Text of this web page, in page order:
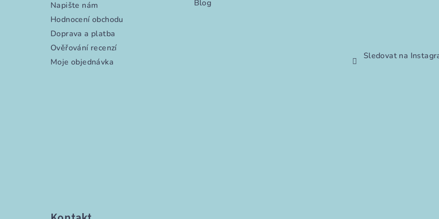
Napište nám
Hodnocení obchodu
Doprava a platba
Ověřování recenzí
Moje objednávka
Blog
Sledovat na